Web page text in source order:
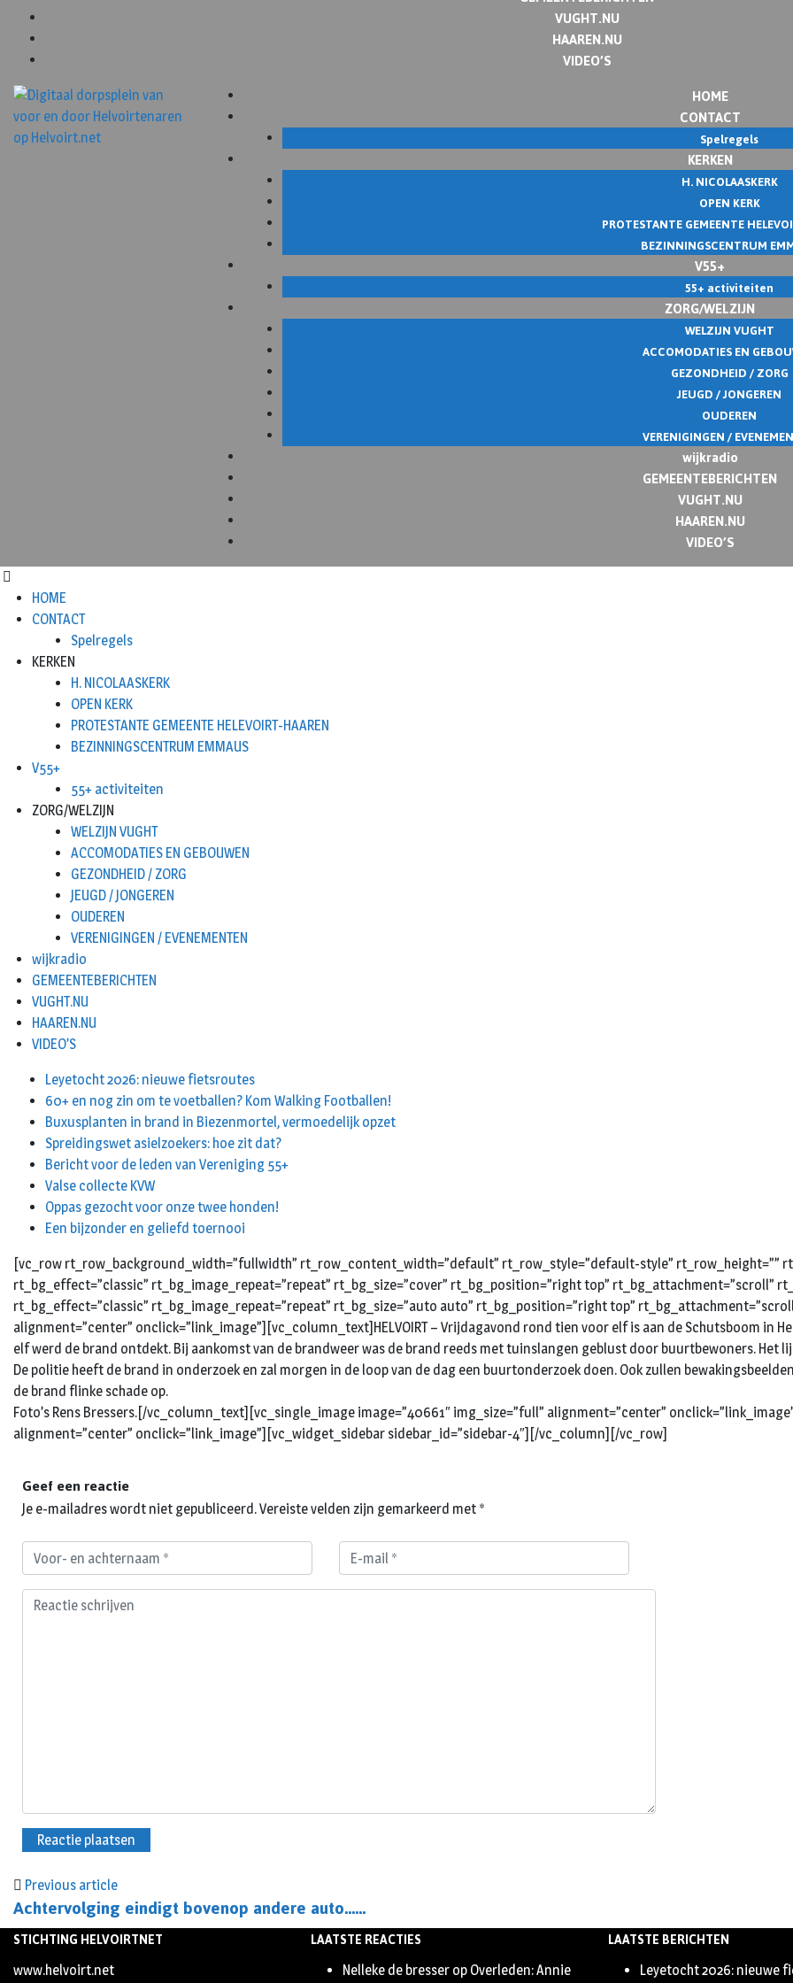
VUGHT.NU
HAAREN.NU
VIDEO’S
HOME
CONTACT
Spelregels
KERKEN
H. NICOLAASKERK
OPEN KERK
PROTESTANTE GEMEENTE
BEZINNINGSCENTRUM
V55+
55+ activiteiten
ZORG/WELZIJN
WELZIJN VUGHT
ACCOMODATIES EN
GEZONDHEID / ZORG
JEUGD / JONGEREN
OUDEREN
VERENIGINGEN /
wijkradio
GEMEENTEBERICHTEN
VUGHT.NU
HAAREN.NU
VIDEO’S
HOME
CONTACT
Spelregels
KERKEN
H. NICOLAASKERK
OPEN KERK
PROTESTANTE GEMEENTE HELEVOIRT-HAAREN
BEZINNINGSCENTRUM EMMAUS
V55+
55+ activiteiten
ZORG/WELZIJN
WELZIJN VUGHT
ACCOMODATIES EN GEBOUWEN
GEZONDHEID / ZORG
JEUGD / JONGEREN
OUDEREN
VERENIGINGEN / EVENEMENTEN
wijkradio
GEMEENTEBERICHTEN
VUGHT.NU
HAAREN.NU
VIDEO’S
Leyetocht 2026: nieuwe fietsroutes
60+ en nog zin om te voetballen? Kom Walking Footballen!
Buxusplanten in brand in Biezenmortel, vermoedelijk opzet
Spreidingswet asielzoekers: hoe zit dat?
Bericht voor de leden van Vereniging 55+
Valse collecte KVW
Oppas gezocht voor onze twee honden!
Een bijzonder en geliefd toernooi
[vc_row rt_row_background_width=”fullwidth” rt_row_content_width=”default” rt_row_style=”default-style” rt_row_height=””
rt_bg_effect=”classic” rt_bg_image_repeat=”repeat” rt_bg_size=”cover” rt_bg_position=”right top” rt_bg_attachment=”scroll”
rt_bg_effect=”classic” rt_bg_image_repeat=”repeat” rt_bg_size=”auto auto” rt_bg_position=”right top”
alignment=”center” onclick=”link_image”][vc_column_text]HELVOIRT – Vrijdagavond rond tien voor elf is aan de Schutsboom in
elf werd de brand ontdekt. Bij aankomst van de brandweer was de brand reeds met tuinslangen geblust door buurtbewoners. Het
De politie heeft de brand in onderzoek en zal morgen in de loop van de dag een buurtonderzoek doen. Ook zullen
de brand flinke schade op.
Foto’s Rens Bressers.[/vc_column_text][vc_single_image image=”40661″ img_size=”full” alignment=”center”
alignment=”center” onclick=”link_image”][vc_widget_sidebar sidebar_id=”sidebar-4″][/vc_column][/vc_row]
Previous article
Achtervolging eindigt bovenop andere auto……
Geef een reactie
Je e-mailadres wordt niet gepubliceerd.Vereiste velden zijn gemarkeerd met *
STICHTING HELVOIRTNET
www.helvoirt.net
LAATSTE REACTIES
Nelleke de bresser op Overleden: Annie
LAATSTE BERICHTEN
Leyetocht 2026: nieuwe